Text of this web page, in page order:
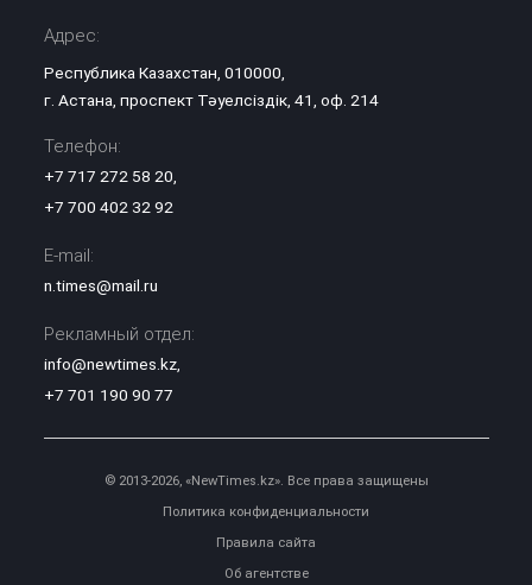
Адрес:
Республика Казахстан, 010000,
г. Астана, проспект Тәуелсіздік, 41, оф. 214
Телефон:
+7 717 272 58 20
+7 700 402 32 92
E-mail:
n.times@mail.ru
Рекламный отдел:
info@newtimes.kz,
+7 701 190 90 77
© 2013-2026, «NewTimes.kz». Все права защищены
Политика конфиденциальности
Правила сайта
Об агентстве